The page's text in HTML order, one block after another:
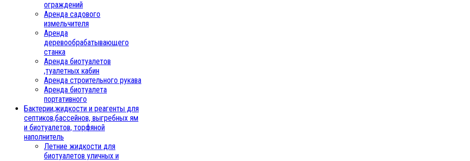
ограждений
Аренда садового
измельчителя
Аренда
деревообрабатывающего
станка
Аренда биотуалетов
,туалетных кабин
Аренда строительного рукава
Аренда биотуалета
портативного
Бактерии,жидкости и реагенты для
септиков,бассейнов, выгребных ям
и биотуалетов, торфяной
наполнитель
Летние жидкости для
биотуалетов уличных и